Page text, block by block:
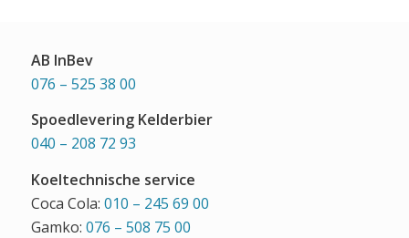
AB InBev
076 – 525 38 00
Spoedlevering Kelderbier
040 – 208 72 93
Koeltechnische service
Coca Cola: 010 – 245 69 00
Gamko: 076 – 508 75 00